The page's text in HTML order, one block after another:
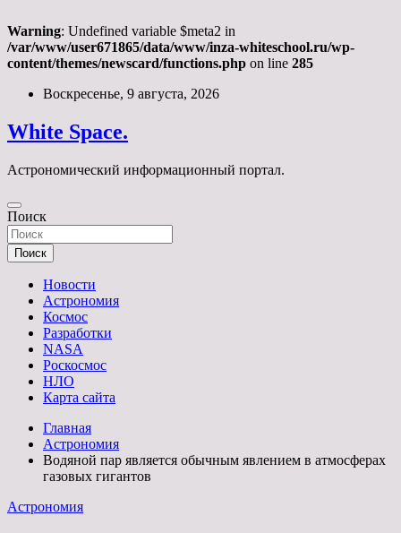
Warning: Undefined variable $meta2 in
/var/www/user671865/data/www/inza-whiteschool.ru/wp-
content/themes/newscard/functions.php on line 285
Перейти
содержимому
Воскресенье, 9 августа, 2026
White Space.
Астрономический информационный портал.
Поиск
Поиск
Новости
Астрономия
Космос
Разработки
NASA
Роскосмос
НЛО
Карта сайта
Главная
Астрономия
Водяной пар является обычным явлением в атмосферах
газовых гигантов
Астрономия